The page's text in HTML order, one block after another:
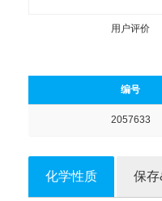
用户评价
编号
2057633
化学性质 保存